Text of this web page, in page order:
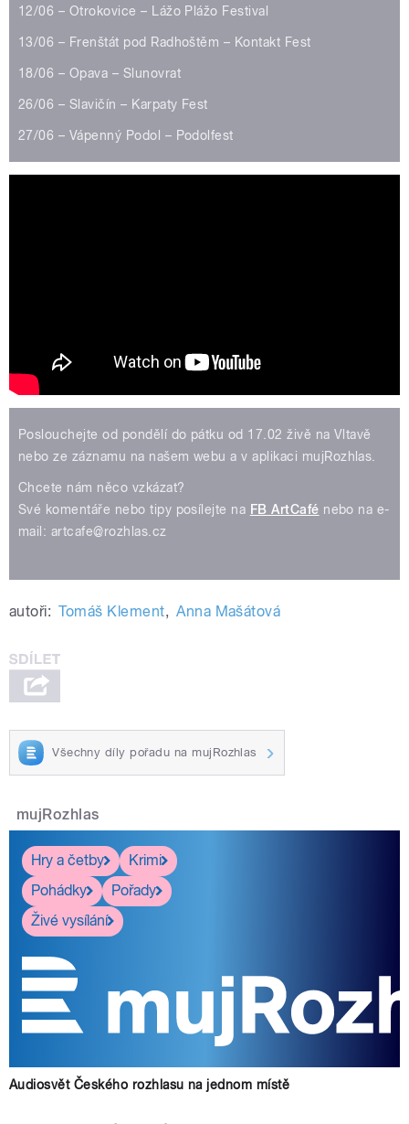
12/06 – Otrokovice – Lážo Plážo Festival
13/06 – Frenštát pod Radhoštěm – Kontakt Fest
18/06 – Opava – Slunovrat
26/06 – Slavičín – Karpaty Fest
27/06 – Vápenný Podol – Podolfest
Poslouchejte od pondělí do pátku od 17.02 živě na Vltavě
nebo ze záznamu na našem webu a v aplikaci mujRozhlas.
Chcete nám něco vzkázat?
Své komentáře nebo tipy posílejte na FB ArtCafé nebo na e-
mail: artcafe@rozhlas.cz
autoři: Tomáš Klement, Anna Mašátová
Všechny díly pořadu na mujRozhlas
mujRozhlas
Hry a četby
Krimi
Pohádky
Pořady
Živé vysílání
Audiosvět Českého rozhlasu na jednom místě